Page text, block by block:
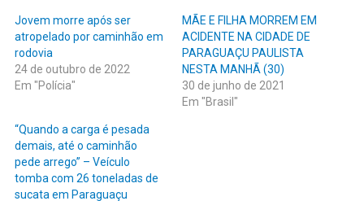
Jovem morre após ser
atropelado por caminhão em
rodovia
24 de outubro de 2022
Em "Polícia"
MÃE E FILHA MORREM EM
ACIDENTE NA CIDADE DE
PARAGUAÇU PAULISTA
NESTA MANHÃ (30)
30 de junho de 2021
Em "Brasil"
“Quando a carga é pesada
demais, até o caminhão
pede arrego” – Veículo
tomba com 26 toneladas de
sucata em Paraguaçu